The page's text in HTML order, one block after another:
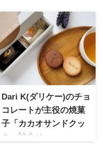
Dari K(ダリケー)のチョ
コレートが主役の焼菓
子「カカオサンドクッ
キー詰合せ」